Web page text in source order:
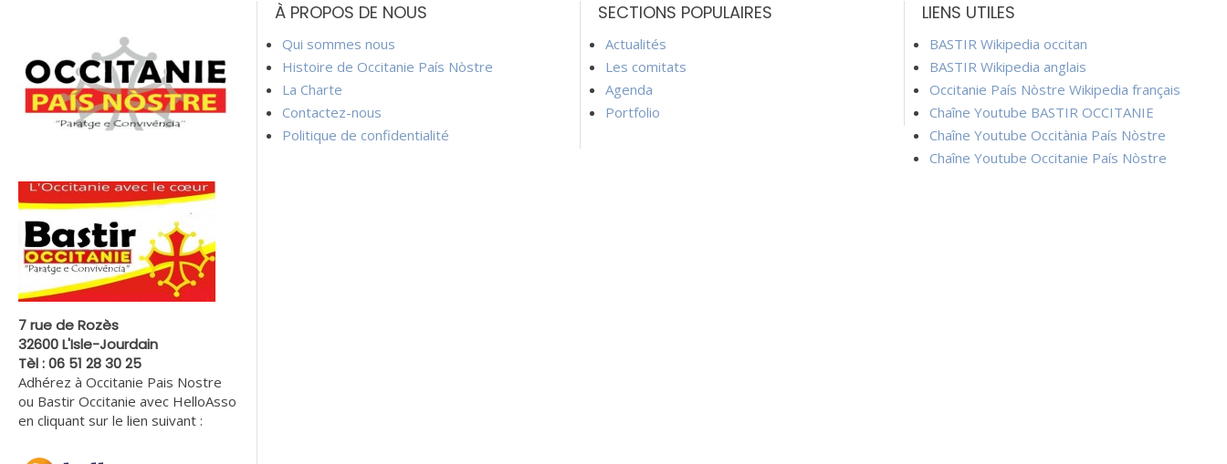
l’article
7 rue de Rozès
32600 L'Isle-Jourdain
Tèl : 06 51 28 30 25
Adhérez à Occitanie Pais Nostre
ou Bastir Occitanie avec HelloAsso
en cliquant sur le lien suivant :
À PROPOS DE NOUS
Qui sommes nous
Histoire de Occitanie País Nòstre
La Charte
Contactez-nous
Politique de confidentialité
SECTIONS POPULAIRES
Actualités
Les comitats
Agenda
Portfolio
LIENS UTILES
BASTIR Wikipedia occitan
BASTIR Wikipedia anglais
Occitanie País Nòstre Wikipedia français
Chaîne Youtube BASTIR OCCITANIE
Chaîne Youtube Occitània País Nòstre
Chaîne Youtube Occitanie País Nòstre